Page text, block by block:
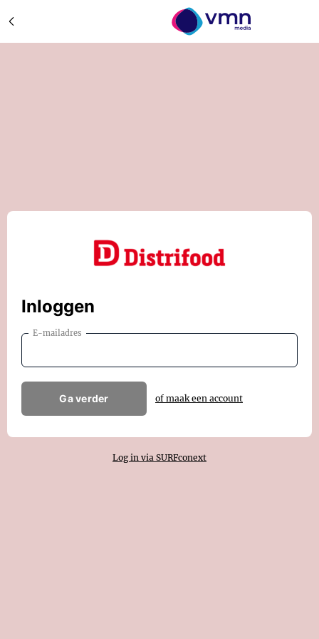
Inloggen
E-mailadres
Ga verder of maak een account
Log in via SURFconext